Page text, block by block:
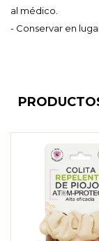
al médico.
- Conservar en